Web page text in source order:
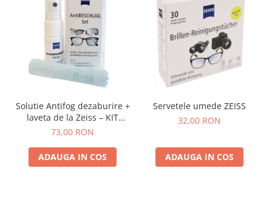
Solutie Antifog dezaburire +
laveta de la Zeiss – KIT
COMPLET
73,00 RON
ADAUGA IN COS
Servetele umede ZEISS
32,00 RON
ADAUGA IN COS